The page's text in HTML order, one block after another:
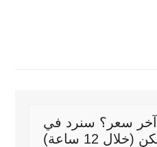
سعر؟ سنرد في
12 ساعة)